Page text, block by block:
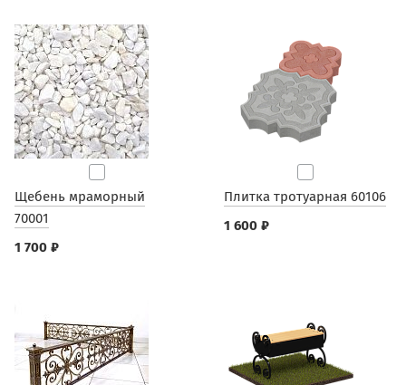
Щебень мраморный
70001
1 700 ₽
Плитка тротуарная 60106
1 600 ₽